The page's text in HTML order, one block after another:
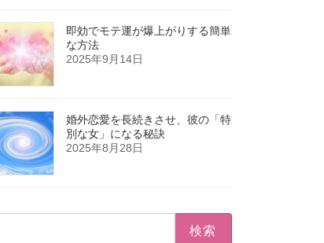
即効でモテ運が爆上がりする簡単
な方法
2025年9月14日
婚外恋愛を長続きさせ、彼の「特
別な女」になる秘訣
2025年8月28日